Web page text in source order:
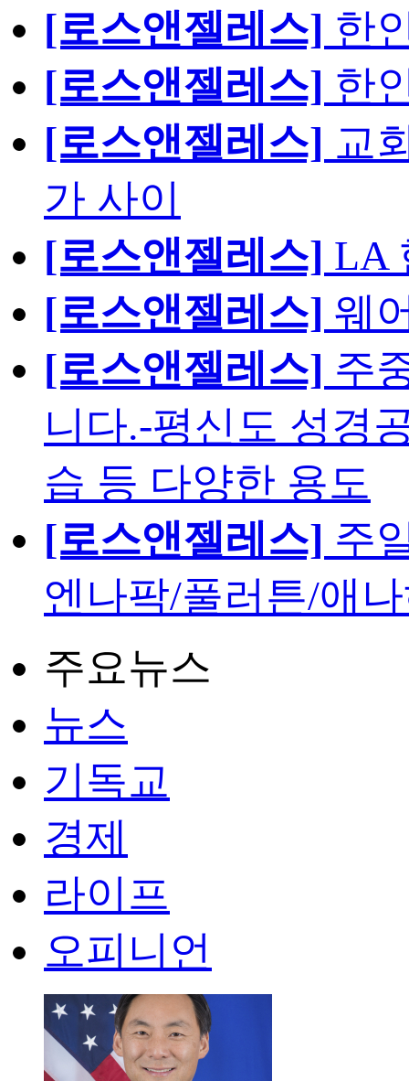
[로스앤젤레스] 한
[로스앤젤레스] 한
[로스앤젤레스] 교
가 사이
[로스앤젤레스] LA
[로스앤젤레스] 웨
[로스앤젤레스] 주
니다.-평신도 성경
습 등 다양한 용도
[로스앤젤레스] 주
엔나팍/풀러튼/애
주요뉴스
뉴스
기독교
경제
라이프
오피니언